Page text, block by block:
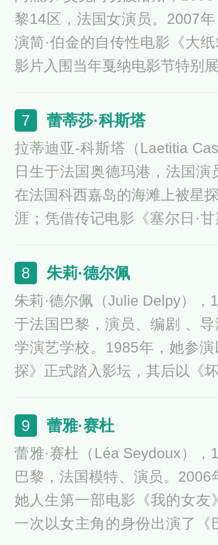
身成就金狮奖、第10届欧洲
第50届柏林国际电影节终身
娜·莫罗的其他代表作品有《
《玛丽娅万岁》、《黑衣新娘
黎14区，法国女演员。2007
演简·伯金的自传性电影《大
影片入围当年戛纳电影节特别
影《阿黛尔的生活》，凭借
影凯撒奖最佳女新人奖，该
际电影节金棕榈奖。阿黛尔·
代表作品有《蒂伯巴赫村的孩
者》、《最后的模样》等。
7 蕾蒂莎·科斯塔
拉蒂迪亚-科斯塔（Laetitia
日生于法国奥德玛港，法国
在法国科西嘉岛的海滩上被星
涯；凭借传记电影《塞尔日·
届威尼斯国际电影节主竞赛单
科斯塔的其他代表作品有《
人》、《普罗旺斯惊魂记》等
8 朱莉·德尔佩
朱莉·德尔佩（Julie Delpy）
于法国巴黎，演员、编剧 、
学演艺学校。1985年，她参
探》正式踏入影坛，其后以《
的新星；凭借《玻璃玫瑰》成
约不断，活跃于欧美两地，作
括《白色迷情》、《爱在黎明
因编写《爱在日落黄昏时》
本，而荣获于2005年“奥斯卡
和“美国独立精神奖”的最佳剧
9 蕾雅·赛杜
蕾雅·赛杜（Léa Seydoux）
巴黎，法国模特、演员。2006
她人生第一部电影《我的女友
一次以女主角的身份出演了《